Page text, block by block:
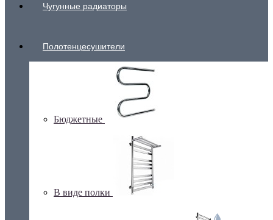
Чугунные радиаторы
Полотенцесушители
Бюджетные
В виде полки